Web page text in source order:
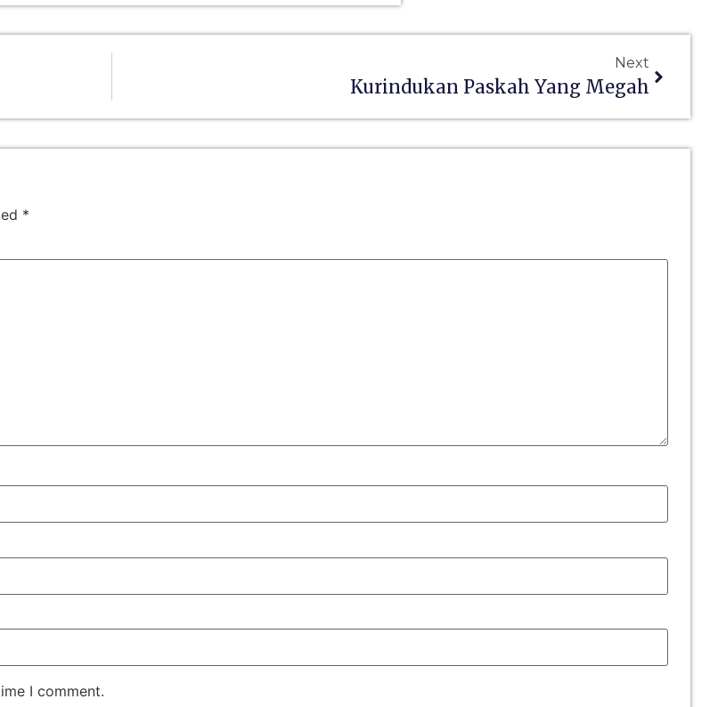
Next
Kurindukan Paskah Yang Megah
*
I comment.